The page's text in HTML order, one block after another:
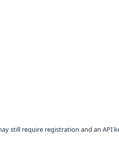
still require registration and an